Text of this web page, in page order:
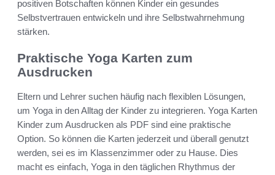
positiven Botschaften können Kinder ein gesundes
Selbstvertrauen entwickeln und ihre Selbstwahrnehmung
stärken.
Praktische Yoga Karten zum
Ausdrucken
Eltern und Lehrer suchen häufig nach flexiblen Lösungen,
um Yoga in den Alltag der Kinder zu integrieren. Yoga Karten
Kinder zum Ausdrucken als PDF sind eine praktische
Option. So können die Karten jederzeit und überall genutzt
werden, sei es im Klassenzimmer oder zu Hause. Dies
macht es einfach, Yoga in den täglichen Rhythmus der